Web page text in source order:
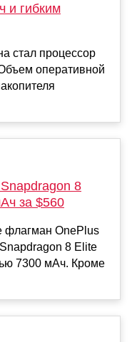
и гибким
стал процессор
оперативной
8
за $560
флагман OnePlus
8 Elite
7300 мАч. Кроме